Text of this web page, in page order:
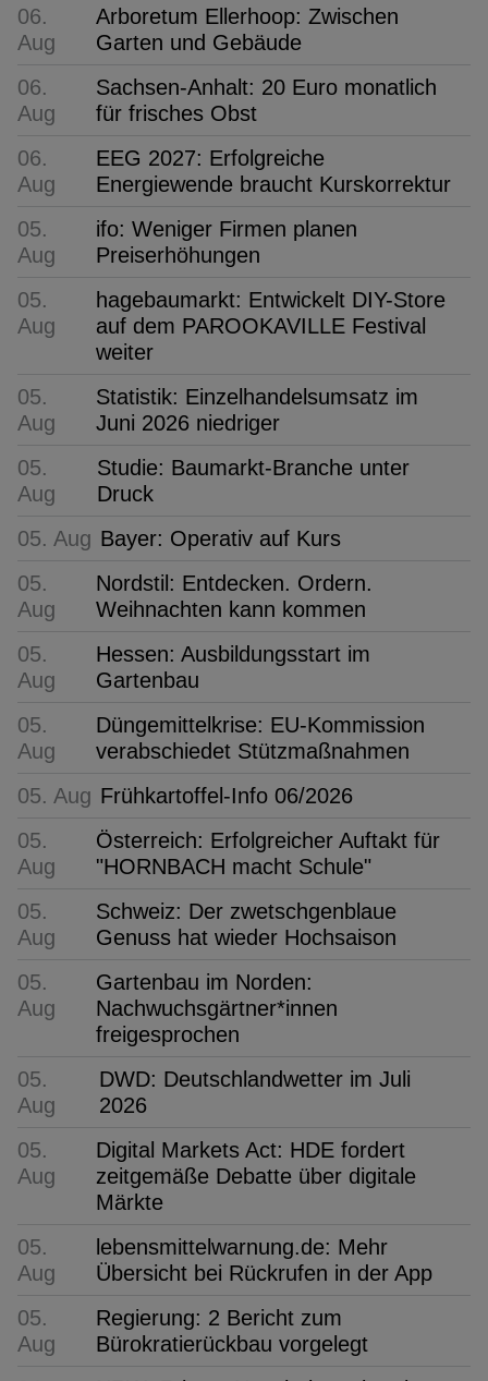
06.
Aug
Arboretum Ellerhoop: Zwischen
Garten und Gebäude
06.
Aug
Sachsen-Anhalt: 20 Euro monatlich
für frisches Obst
06.
Aug
EEG 2027: Erfolgreiche
Energiewende braucht Kurskorrektur
05.
Aug
ifo: Weniger Firmen planen
Preiserhöhungen
05.
Aug
hagebaumarkt: Entwickelt DIY-Store
auf dem PAROOKAVILLE Festival
weiter
05.
Aug
Statistik: Einzelhandelsumsatz im
Juni 2026 niedriger
05.
Aug
Studie: Baumarkt-Branche unter
Druck
05. Aug Bayer: Operativ auf Kurs
05.
Aug
Nordstil: Entdecken. Ordern.
Weihnachten kann kommen
05.
Aug
Hessen: Ausbildungsstart im
Gartenbau
05.
Aug
Düngemittelkrise: EU-Kommission
verabschiedet Stützmaßnahmen
05. Aug Frühkartoffel-Info 06/2026
05.
Aug
Österreich: Erfolgreicher Auftakt für
"HORNBACH macht Schule"
05.
Aug
Schweiz: Der zwetschgenblaue
Genuss hat wieder Hochsaison
05.
Aug
Gartenbau im Norden:
Nachwuchsgärtner*innen
freigesprochen
05.
Aug
DWD: Deutschlandwetter im Juli
2026
05.
Aug
Digital Markets Act: HDE fordert
zeitgemäße Debatte über digitale
Märkte
05.
Aug
lebensmittelwarnung.de: Mehr
Übersicht bei Rückrufen in der App
05.
Aug
Regierung: 2 Bericht zum
Bürokratierückbau vorgelegt